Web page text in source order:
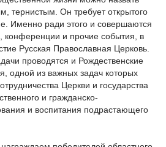
тернистым. Он требует открытого
Именно ради этого и совершаются
и прочие события, в
Русская Православная Церковь.
проводятся и Рождественские
одной из важных задач которых
Церкви и государства
и гражданско-
и воспитания подрастающего